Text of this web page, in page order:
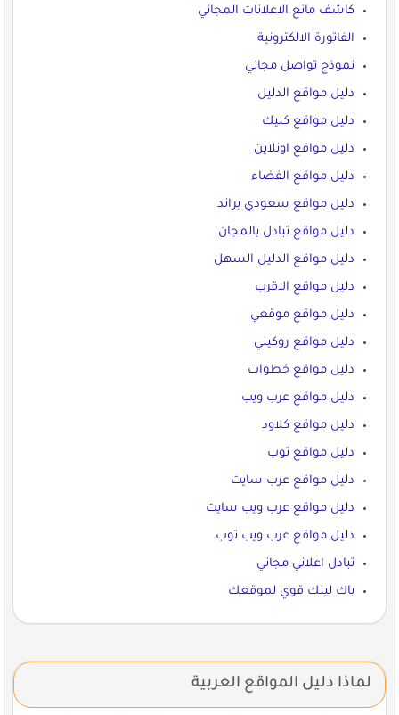
كاشف مانع الاعلانات المجاني
الفاتورة الالكترونية
نموذج تواصل مجاني
دليل مواقع الدليل
دليل مواقع كليك
دليل مواقع اونلاين
دليل مواقع الفضاء
دليل مواقع سعودي براند
دليل مواقع تبادل بالمجان
دليل مواقع الدليل السهل
دليل مواقع الاقرب
دليل مواقع موقعي
دليل مواقع روكيني
دليل مواقع خطوات
دليل مواقع عرب ويب
دليل مواقع كلاود
دليل مواقع توب
دليل مواقع عرب سايت
دليل مواقع عرب ويب سايت
دليل مواقع عرب ويب توب
تبادل اعلاني مجاني
باك لينك قوي لموقعك
لماذا دليل المواقع العربية